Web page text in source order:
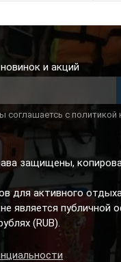
и акций
соглашаетсь с политикой
защищены,
для активного
является публичной
(RUB).